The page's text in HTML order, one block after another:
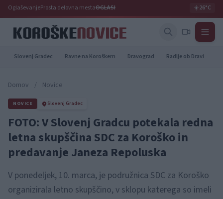
OglaševanjeProsta delovna mestaOGLASI ☀️26°C
Slovenj Gradec Ravne na Koroškem Dravograd Radlje ob Dravi
Domov / Novice
NOVICE Slovenj Gradec
FOTO: V Slovenj Gradcu potekala redna
letna skupščina SDC za Koroško in
predavanje Janeza Repoluska
V ponedeljek, 10. marca, je podružnica SDC za Koroško
organizirala letno skupščino, v sklopu katerega so imeli